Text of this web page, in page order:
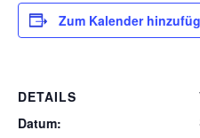
Zum Kalender
DETAILS
Datum: